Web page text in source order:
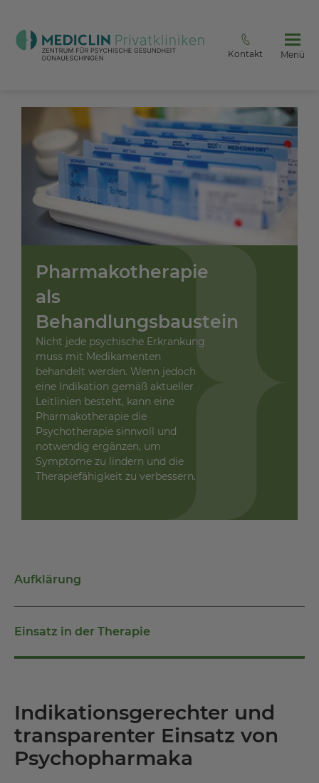
Kontakt Menü
Pharmakotherapie
als
Behandlungsbaustein
Nicht jede psychische Erkrankung
muss mit Medikamenten
behandelt werden. Wenn jedoch
eine Indikation gemäß aktueller
Leitlinien besteht, kann eine
Pharmakotherapie die
Psychotherapie sinnvoll und
notwendig ergänzen, um
Symptome zu lindern und die
Therapiefähigkeit zu verbessern.
Aufklärung
Einsatz in der Therapie
Indikationsgerechter und
transparenter Einsatz von
Psychopharmaka